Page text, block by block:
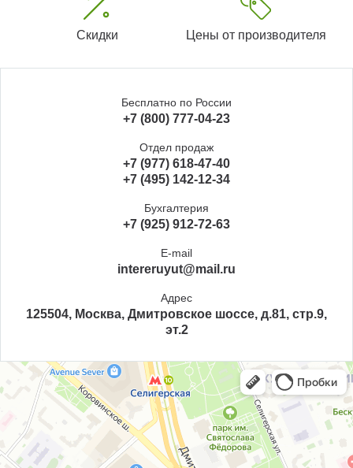
Скидки Цены от производителя
Бесплатно по России
+7 (800) 777-04-23
Отдел продаж
+7 (977) 618-47-40
+7 (495) 142-12-34
Бухгалтерия
+7 (925) 912-72-63
E-mail
intereruyut@mail.ru
Адрес
125504, Москва, Дмитровское шоссе, д.81, стр.9,
эт.2